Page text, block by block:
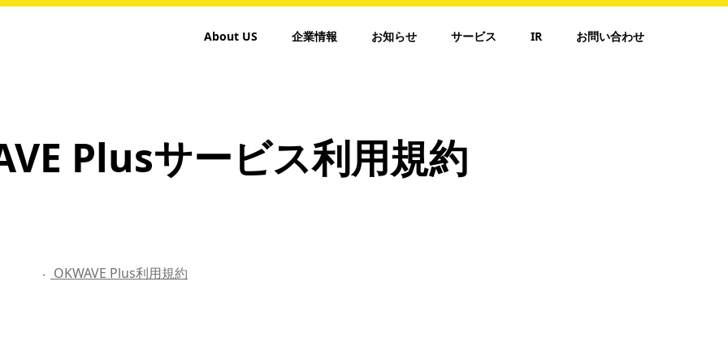
About US 企業情報 お知らせ サービス IR お問い合わせ
Plusサービス利用規約
・ OKWAVE Plus利用規約